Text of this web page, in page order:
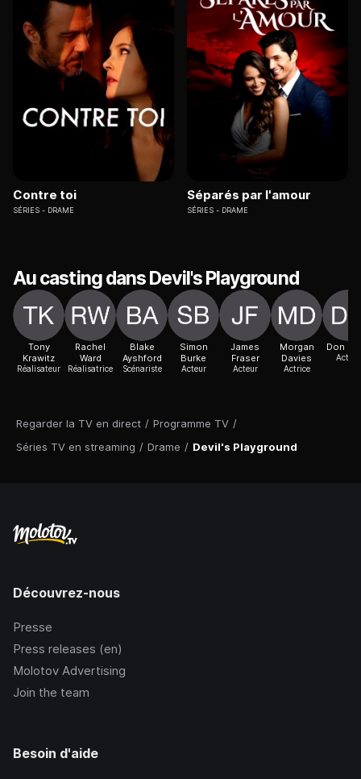
Regarder la TV en direct / Programme TV /
Séries TV en streaming / Drame / Devil's Playground
Contre toi
SÉRIES DRAME
Séparés par l'amour
SÉRIES DRAME
Au casting dans Devil's Playground
Tony
Krawitz
Réalisateur
Rachel
Ward
Réalisatrice
Blake
Ayshford
Scénariste
Simon
Burke
Acteur
James
Fraser
Acteur
Morgan
Davies
Actrice
Don
Acteur
Découvrez-nous
Presse
Press releases (en)
Molotov Advertising
Join the team
Besoin d'aide